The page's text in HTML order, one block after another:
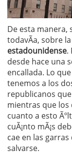
De esta manera,
todavÃ­a, sobre la
estadounidense.
desde hace una
encallada. Lo
tenemos a los
republicanos
mientras que los
cuanto a esto
cuÃ¡nto mÃ¡s
cae en las
salvarse.